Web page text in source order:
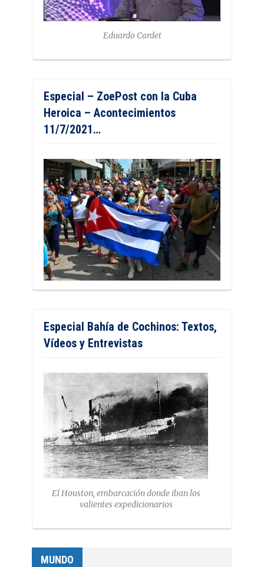
Eduardo Cardet
Especial – ZoePost con la Cuba
Heroica – Acontecimientos
11/7/2021…
Especial Bahía de Cochinos: Textos,
Vídeos y Entrevistas
El Houston, embarcación donde iban los
valientes expedicionarios
MUNDO